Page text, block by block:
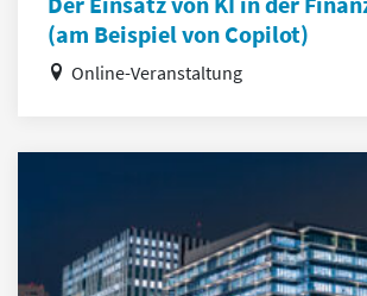
(am Beispiel von Copilot)
Online-Veranstaltung